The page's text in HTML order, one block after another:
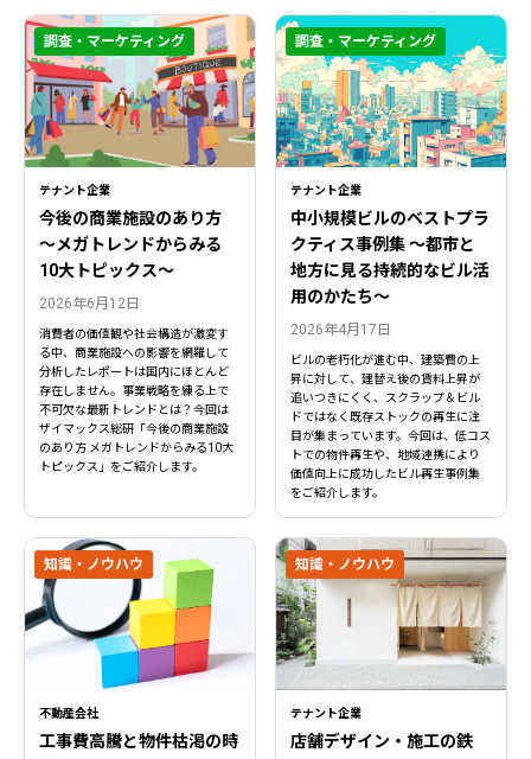
テナント企業
今後の商業施設のあり方
〜メガトレンドからみる
10大トピックス〜
2026年6月12日
消費者の価値観や社会構造が激変す
る中、商業施設への影響を網羅して
分析したレポートは国内にほとんど
存在しません。事業戦略を練る上で
不可欠な最新トレンドとは？今回は
ザイマックス総研「今後の商業施設
のあり方 メガトレンドからみる10大
トピックス」をご紹介します。
調査・マーケティング
テナント企業
中小規模ビルのベストプラ
クティス事例集 ～都市と
地方に見る持続的なビル活
用のかたち～
2026年4月17日
ビルの老朽化が進む中、建築費の上
昇に対して、建替え後の賃料上昇が
追いつきにくく、スクラップ＆ビル
ドではなく既存ストックの再生に注
目が集まっています。今回は、低コス
トでの物件再生や、地域連携により
価値向上に成功したビル再生事例集
をご紹介します。
調査・マーケティング
不動産会社
工事費高騰と物件枯渇の時
知識・ノウハウ
テナント企業
店舗デザイン・施工の鉄
知識・ノウハウ